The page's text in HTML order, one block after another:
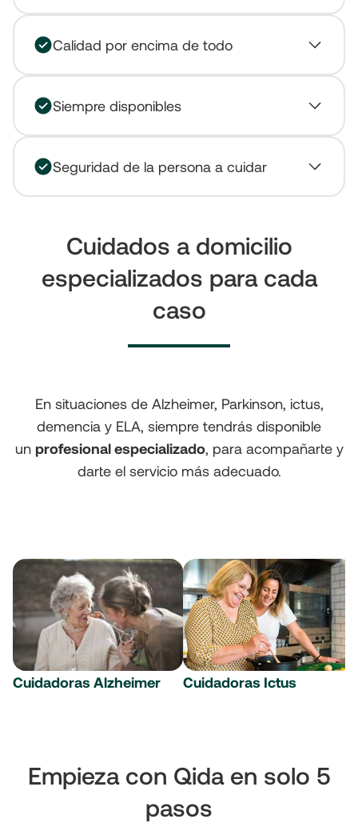
Calidad por encima de todo
Siempre disponibles
Seguridad de la persona a cuidar
Cuidados a domicilio
especializados para cada
caso
En situaciones de Alzheimer, Parkinson, ictus,
demencia y ELA, siempre tendrás disponible
un profesional especializado, para acompañarte y
darte el servicio más adecuado.
Cuidadoras Alzheimer Cuidadoras Ictus
Empieza con Qida en solo 5
pasos